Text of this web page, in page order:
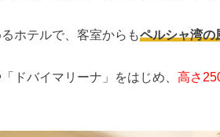
ホテルで、客室からもペルシャ湾の
ドバイマリーナ」をはじめ、 高さ